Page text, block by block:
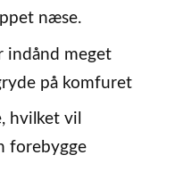
næse.
indånd meget
på komfuret
hvilket vil
forebygge